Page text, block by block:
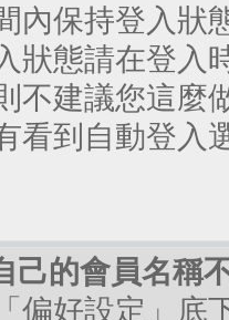
內保持登入狀
狀態請在登入
不建議您這麼
看到自動登入
己的會員名稱
偏好設定」底